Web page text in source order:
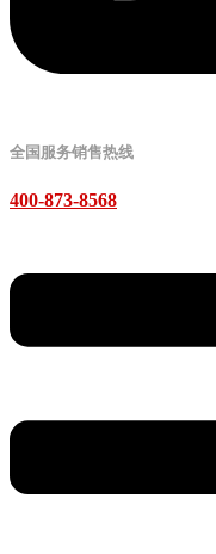
全国服务销售热线
400-873-8568